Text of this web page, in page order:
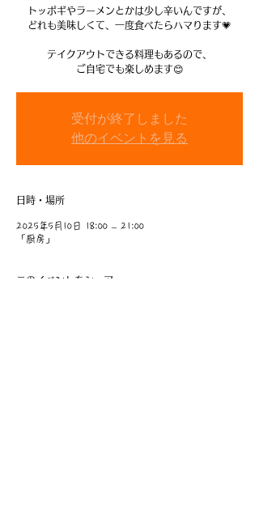
トッポギやラーメンとかは少し辛いんですが、
どれも美味しくて、一度食べたらハマります💗
テイクアウトできる料理もあるので、
受付が終了しました
他のイベントを見る
日時・場所
2025年5月10日 18:00 – 21:00
「厨房」
このイベントをシェア